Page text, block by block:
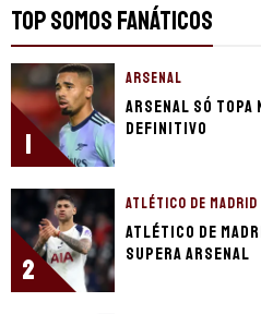
TOP SOMOS FANÁTICOS
1
ARSENAL
Arsenal só topa
definitivo
2
ATLÉTICO DE MADRID
Atlético de
supera Arsenal